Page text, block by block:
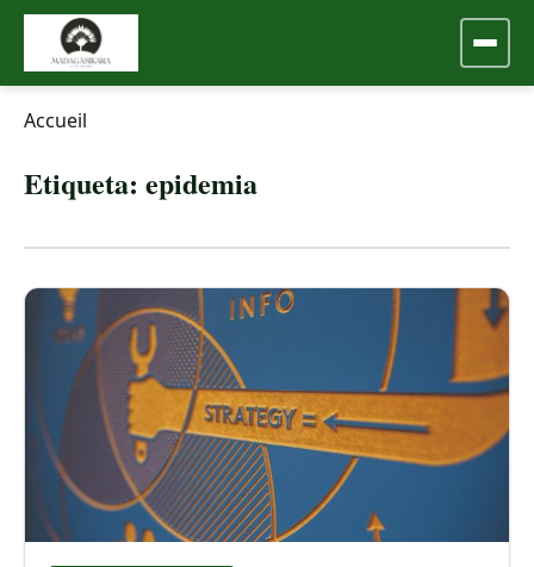
Accueil
Etiqueta: epidemia